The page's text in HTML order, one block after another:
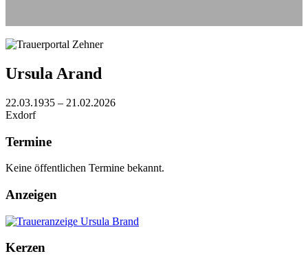
Ursula Arand
22.03.1935 – 21.02.2026
Exdorf
Termine
Keine öffentlichen Termine bekannt.
Anzeigen
Kerzen